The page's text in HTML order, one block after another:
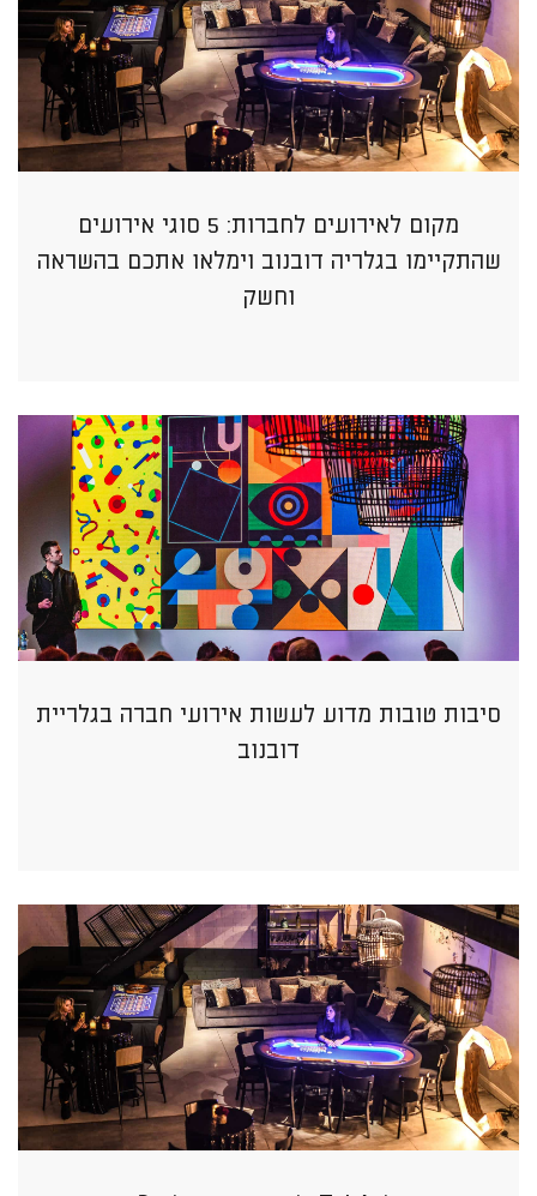
מקום לאירועים לחברות: 5 סוגי אירועים
שהתקיימו בגלריה דובנוב וימלאו אתכם בהשראה
וחשק
סיבות טובות מדוע לעשות אירועי חברה בגלריית
דובנוב